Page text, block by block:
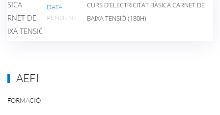
DATA
PENDENT
CURS D’ELECTRICITAT BÀSICA CARNET DE
BAIXA TENSIÓ (180H)
AEFI
FORMACIÓ